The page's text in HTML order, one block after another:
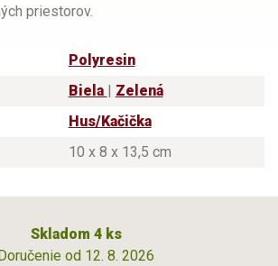
priestorov.
Polyresin
Biela
Zelená
Hus/Kačička
10 x 8 x 13,5 cm
Skladom 4 ks
Doručenie od 12. 8. 2026